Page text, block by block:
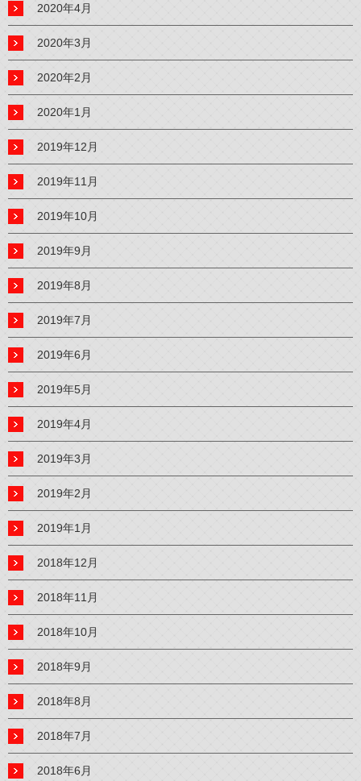
2020年4月
2020年3月
2020年2月
2020年1月
2019年12月
2019年11月
2019年10月
2019年9月
2019年8月
2019年7月
2019年6月
2019年5月
2019年4月
2019年3月
2019年2月
2019年1月
2018年12月
2018年11月
2018年10月
2018年9月
2018年8月
2018年7月
2018年6月